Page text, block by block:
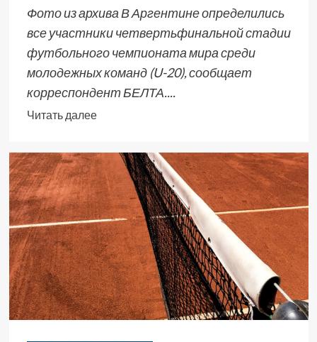
Фото из архива В Аргентине определились
все участники четвертьфинальной стадии
футбольного чемпионата мира среди
молодежных команд (U-20), сообщает
корреспондент БЕЛТА....
Читать далее